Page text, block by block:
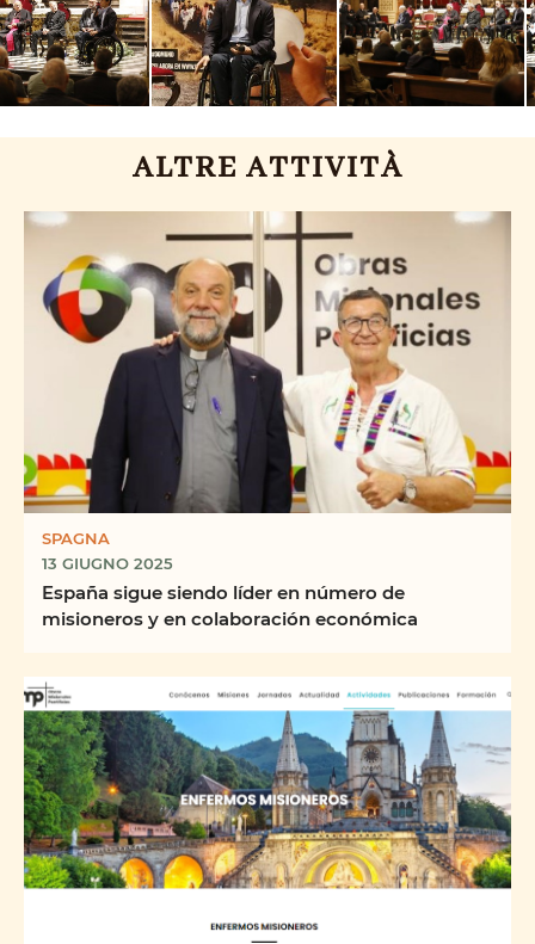
ALTRE ATTIVITÀ
SPAGNA
13 GIUGNO 2025
España sigue siendo líder en número de
misioneros y en colaboración económica